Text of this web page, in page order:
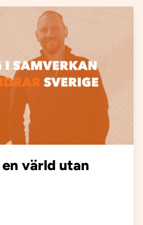
värld utan